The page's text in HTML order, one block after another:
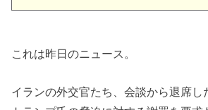
これは昨日のニュース。
イランの外交官たち、会談から退席し